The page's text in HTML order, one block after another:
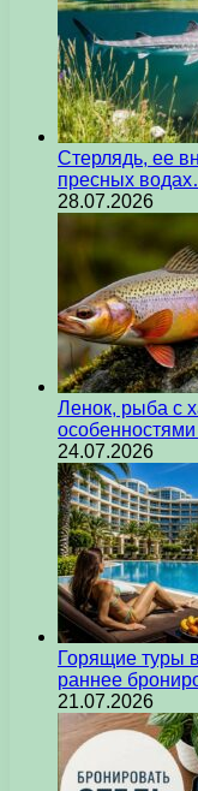
Стерлядь, ее
пресных
28.07.2026
Ленок, рыба с
24.07.2026
Горящие туры
раннее
21.07.2026